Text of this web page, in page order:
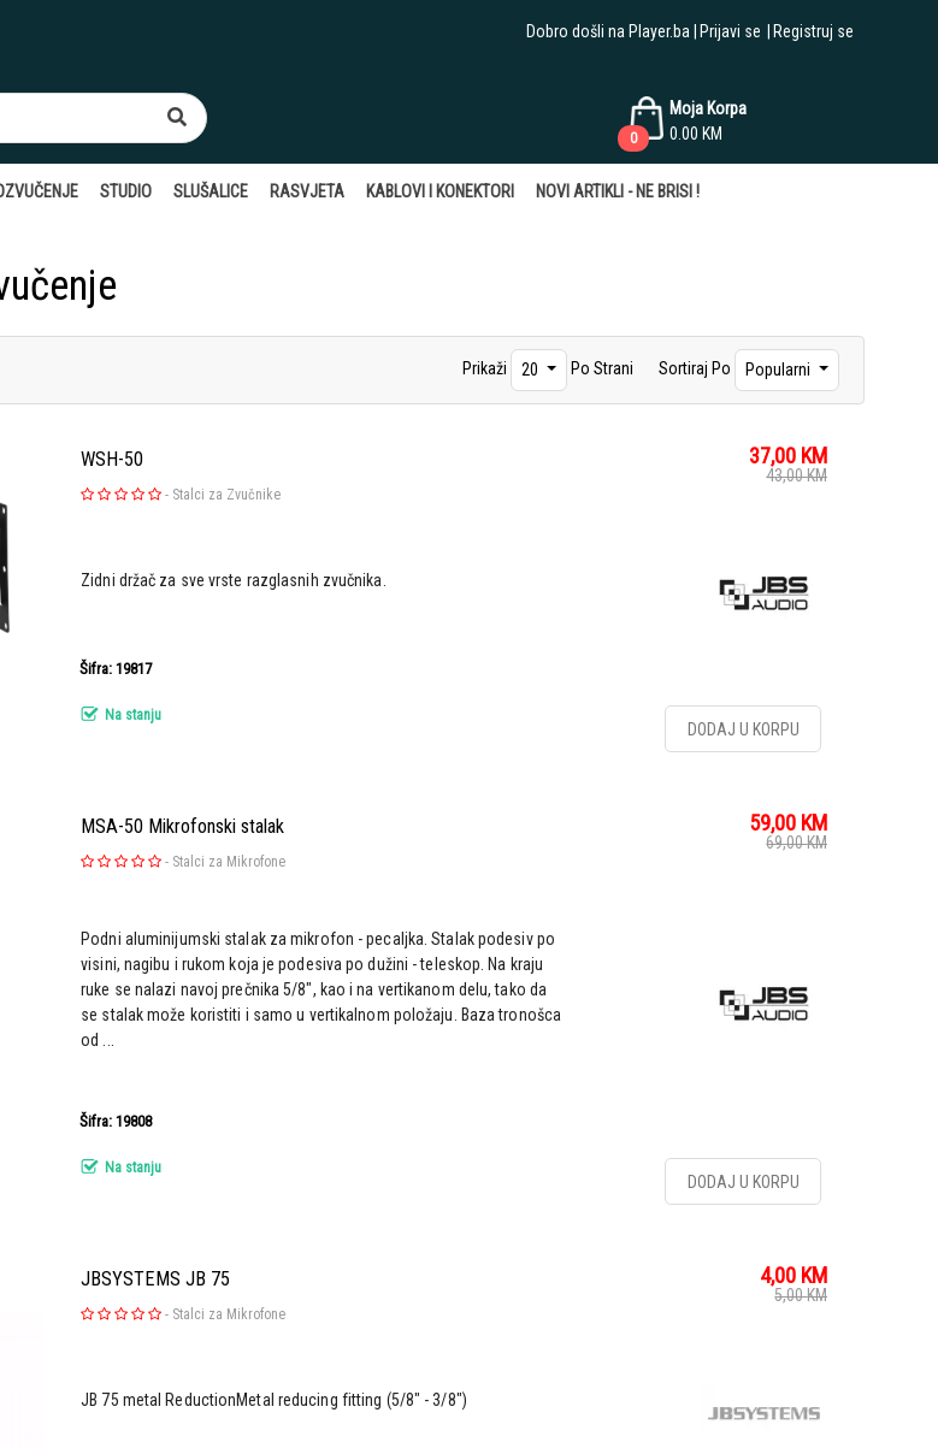
Dobro došli na Player.ba Prijavi se Registruj se
Moja Korpa
0.00 KM
0
STUDIO SLUŠALICE RASVJETA KABLOVI I KONEKTORI NOVI ARTIKLI - NE BRISI !
Prikaži 20 Po Strani Sortiraj Po Popularni
WSH-50
- Stalci za Zvučnike
37,00 KM
43,00KM
Zidni držač za sve vrste razglasnih zvučnika.
Šifra: 19817
Na stanju
DODAJ U KORPU
MSA-50 Mikrofonski stalak
- Stalci za Mikrofone
59,00 KM
69,00KM
Podni aluminijumski stalak za mikrofon - pecaljka. Stalak podesiv po
visini, nagibu i rukom koja je podesiva po dužini - teleskop. Na kraju
ruke se nalazi navoj prečnika 5/8", kao i na vertikanom delu, tako da
se stalak može koristiti i samo u vertikalnom položaju. Baza tronošca
od ...
Šifra: 19808
Na stanju
DODAJ U KORPU
JBSYSTEMS JB 75
- Stalci za Mikrofone
4,00 KM
5,00KM
JB 75 metal ReductionMetal reducing fitting (5/8" - 3/8")